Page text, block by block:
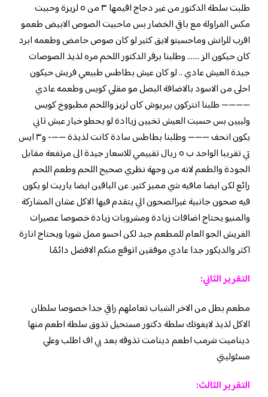
طلبت سلطة الدكتور من غير دجاج اقيمها ٣ من ٥ لزيزة وحبيت
مكس الفراولة مع باقي الخضار بس ماحبيت الصوص الابيض طعمو
اقرب للرانش وماحسيتو لايق كثير لو كان صوص حامض وطعمه ابرد
كان حيكون الز ……. وطلبنا برقر الدكتور اللحم مره لذيذ الصوصات
جيدة العيش عادي .. لو كان عيش بطاطس طبيعي فريش حيكون
احلى من الاسود بالاضافة البصل مو مقلي كويس وطعمه عادي
———— طلبنا انتركون بيريوش كان لزيز واللحم مطبووخ كويس
ولييين بس حسيت العيش تخيين زياادة لو يحطو خيار عيش ثاني
يكون انحف ——— وطلبنا بطاطس سادة كانت لذيذة ——- و٣ ايس
تي تقريبا الواحد ب ٥ ريال تقييمي للاسعار جيدة الى مرتفعة مقابل
الجودة والطعم لانه من وجهة نظري صحيح اللحم وطعم اللحم
رائع لكن ايضا مافيه شي مميز كثير. عن الباقين ايضا ياريت لو يكون
فيه صحون جانبية غيرالصحون الي يتقدم فيها الاكل عشان المشاركة
والمنيو يحتاج اضافات زيادة ومشروبات زيادة خصوصا عصيرات
الفريش الجو العام للمطعم جيد لكن احسو ممل شويا ويحتاج انارة
اكثر والديكور جدا عادي موفقين اتوقع منكم الافضل دائمًا
التقرير الثاني:
مطعم بطل من الاخر الشباب تعاملهم راقي جدا خصوصا سلطان
الاكل لذيذ لايفوتك سلطة دكتور مستحيل تذوق سلطة اطعم منها
ديناميت شرمب اطعم دينامت تذوقه بعد بي اف اطلب وعلي
مسئوليتي
التقرير الثالث: